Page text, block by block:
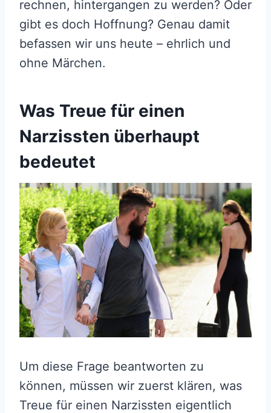
rechnen, hintergangen zu werden? Oder
gibt es doch Hoffnung? Genau damit
befassen wir uns heute – ehrlich und
ohne Märchen.
Was Treue für einen
Narzissten überhaupt
bedeutet
Um diese Frage beantworten zu
können, müssen wir zuerst klären, was
Treue für einen Narzissten eigentlich